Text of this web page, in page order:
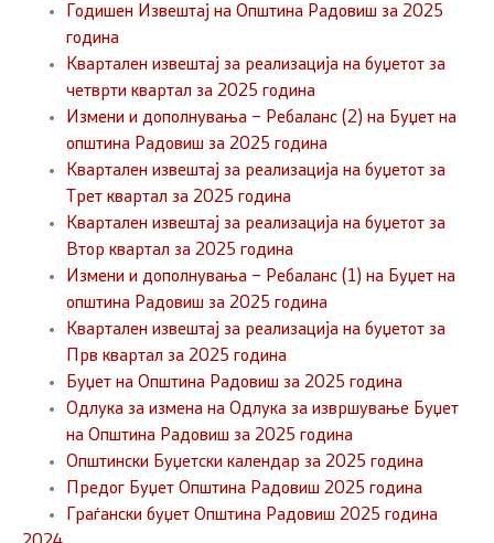
Годишен Извештај на Општина Радовиш за 2025
година
Квартален извештај за реализација на буџетот за
четврти квартал за 2025 година
Измени и дополнувања – Ребаланс (2) на Буџет на
општина Радовиш за 2025 година
Квартален извештај за реализација на буџетот за
Трет квартал за 2025 година
Квартален извештај за реализација на буџетот за
Втор квартал за 2025 година
Измени и дополнувања – Ребаланс (1) на Буџет на
општина Радовиш за 2025 година
Квартален извештај за реализација на буџетот за
Прв квартал за 2025 година
Буџет на Општина Радовиш за 2025 година
Одлука за измена на Одлука за извршување Буџет
на Општина Радовиш за 2025 година
Општински Буџетски календар за 2025 година
Предог Буџет Општина Радовиш 2025 година
Граѓански буџет Општина Радовиш 2025 година